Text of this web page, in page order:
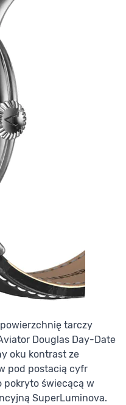
tarczy
Douglas Day-Date
oku kontrast ze
pod postacią cyfr
pokryto świecącą w
SuperLuminova.